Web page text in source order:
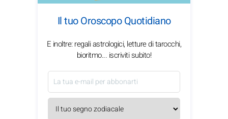
Il tuo Oroscopo Quotidiano
E inoltre: regali astrologici, letture di tarocchi,
bioritmo... iscriviti subito!